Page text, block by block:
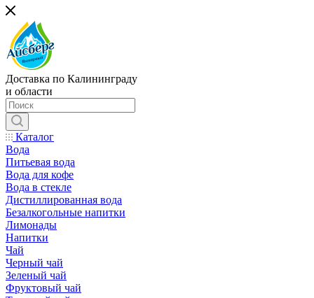
Доставка по Калининграду
и области
Каталог
Вода
Питьевая вода
Вода для кофе
Вода в стекле
Дистиллированная вода
Безалкогольные напитки
Лимонады
Напитки
Чай
Черный чай
Зеленый чай
Фруктовый чай